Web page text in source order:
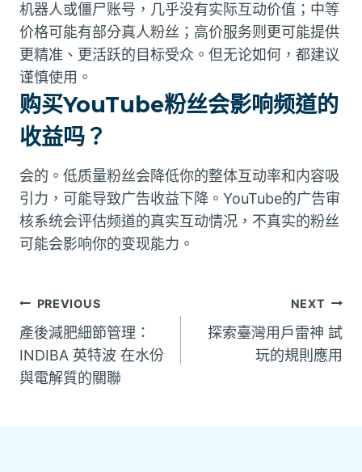
机器人或僵尸账号，几乎没有实际互动价值；中等
价格可能有部分真人粉丝；高价服务则更可能提供
更精准、更活跃的目标受众。但无论如何，都建议
谨慎使用。
购买YouTube粉丝会影响频道的
收益吗？
会的。低质量粉丝会降低你的整体互动率和内容吸
引力，可能导致广告收益下降。YouTube的广告审
核系统会评估频道的真实互动情况，不真实的粉丝
可能会影响你的变现能力。
文
章
導
PREVIOUS
產後減肥細節管理：
INDIBA 英特波 在水份
與電解質的關聯
NEXT
探索臺灣用戶雷神 試
玩的規則應用